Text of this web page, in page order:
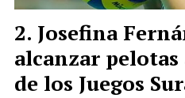
Josefina
alcanzar pelotas
de los Juegos